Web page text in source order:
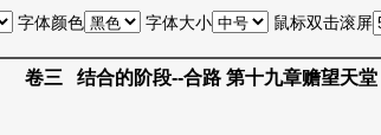
字体颜色 字体大小 鼠标双击滚屏
卷三 结合的阶段--合路 第十九章赡望天堂